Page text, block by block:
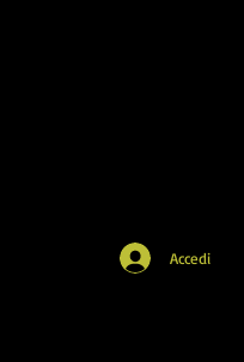
Accedi